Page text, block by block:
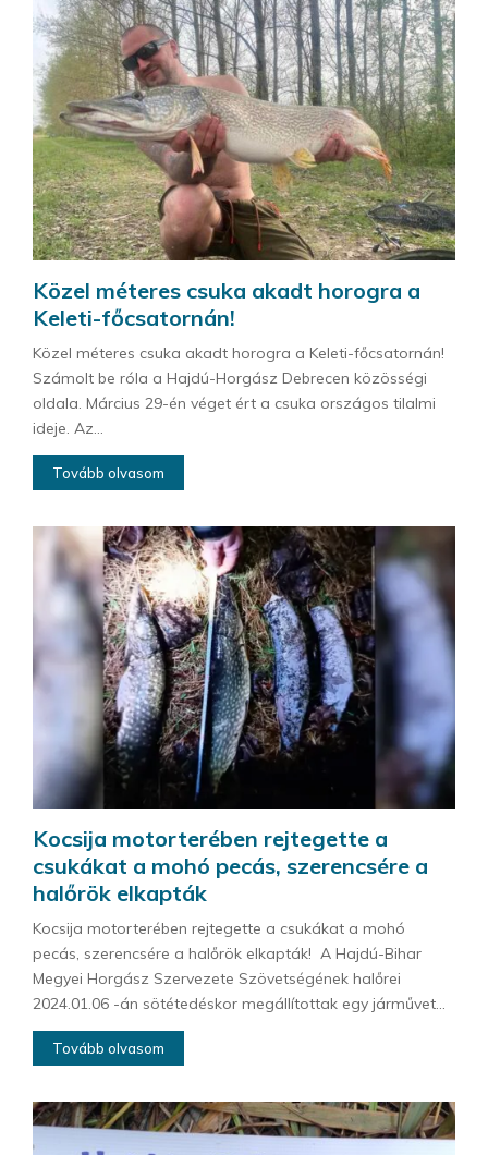
Közel méteres csuka akadt horogra a
Keleti-főcsatornán!
Közel méteres csuka akadt horogra a Keleti-főcsatornán!
Számolt be róla a Hajdú-Horgász Debrecen közösségi
oldala. Március 29-én véget ért a csuka országos tilalmi
ideje. Az...
Tovább olvasom
Kocsija motorterében rejtegette a
csukákat a mohó pecás, szerencsére a
halőrök elkapták
Kocsija motorterében rejtegette a csukákat a mohó
pecás, szerencsére a halőrök elkapták! A Hajdú-Bihar
Megyei Horgász Szervezete Szövetségének halőrei
2024.01.06 -án sötétedéskor megállítottak egy járművet...
Tovább olvasom